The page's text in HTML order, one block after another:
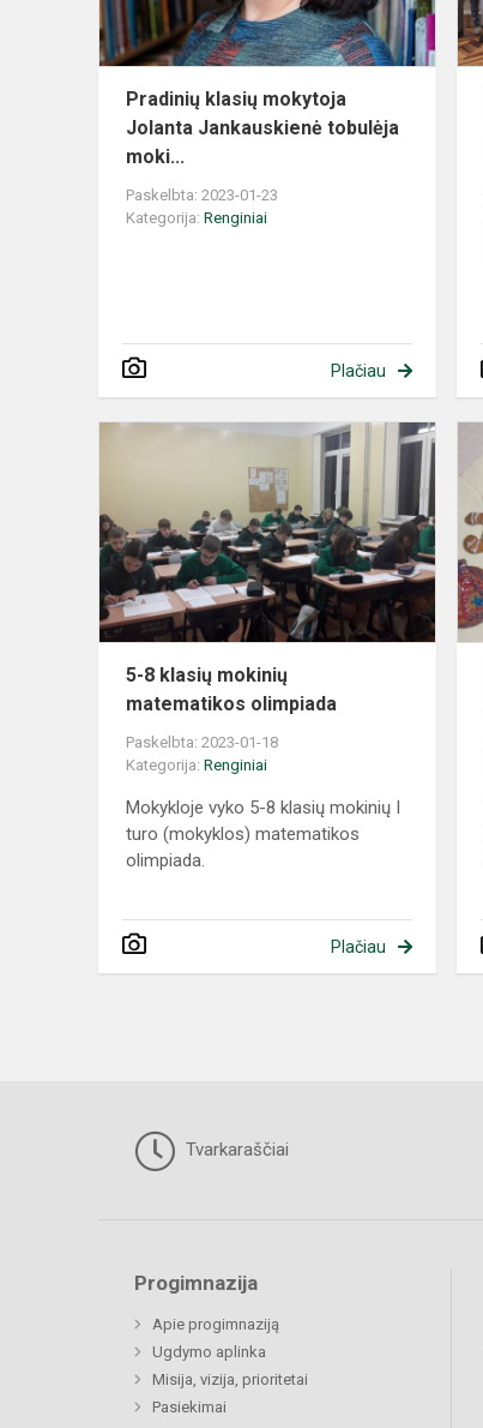
Pradinių klasių mokytoja
Jolanta Jankauskienė tobulėja
moki...
Paskelbta: 2023-01-23
Kategorija: Renginiai
Plačiau
5-8 klasių mokinių
matematikos olimpiada
Paskelbta: 2023-01-18
Kategorija: Renginiai
Mokykloje vyko 5-8 klasių mokinių I
turo (mokyklos) matematikos
olimpiada.
Plačiau
Tvarkaraščiai
Progimnazija
Apie progimnaziją
Ugdymo aplinka
Misija, vizija, prioritetai
Pasiekimai